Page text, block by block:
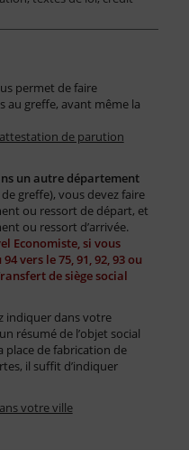
permet de faire
au greffe, avant même la
de parution
un autre département
greffe), vous devez faire
ou ressort de départ, et
ou ressort d’arrivée.
Economiste, si vous
vers le 75, 91, 92, 93 ou
de siège social
indiquer dans votre
résumé de l’objet social
place de fabrication de
il suffit d’indiquer
votre ville